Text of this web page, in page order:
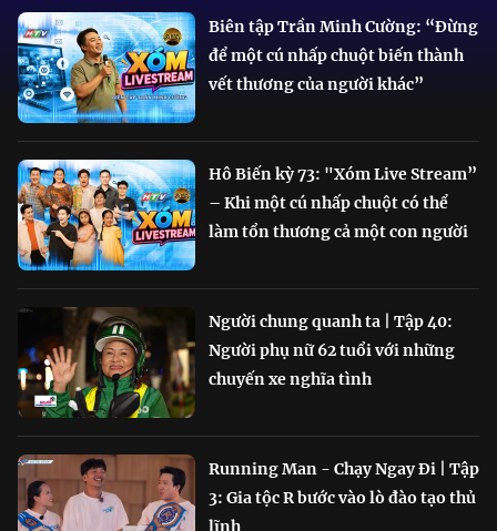
Biên tập Trần Minh Cường: “Đừng
để một cú nhấp chuột biến thành
vết thương của người khác”
Hô Biến kỳ 73: "Xóm Live Stream”
– Khi một cú nhấp chuột có thể
làm tổn thương cả một con người
Người chung quanh ta | Tập 40:
Người phụ nữ 62 tuổi với những
chuyến xe nghĩa tình
Running Man - Chạy Ngay Đi | Tập
3: Gia tộc R bước vào lò đào tạo thủ
lĩnh